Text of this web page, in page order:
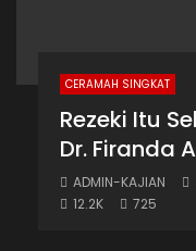
CERAMAH SINGKAT
Rezeki Itu
Dr. Firanda
ADMIN-KAJIAN
12.2K
725